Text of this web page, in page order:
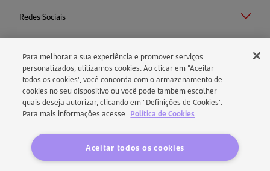
Redes Sociais
Aviso Legal
Política de Cookies
Política de Proteção de Dados
Segurança e Confidencialidade
Para melhorar a sua experiência e promover serviços
personalizados, utilizamos cookies. Ao clicar em "Aceitar
todos os cookies", você concorda com o armazenamento de
cookies no seu dispositivo ou você pode também escolher
quais deseja autorizar, clicando em "Definições de Cookies".
Para mais informações acesse Política de Cookies
Aceitar todos os cookies